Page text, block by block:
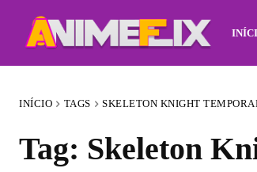
INÍCIO TAGS SKELETON KNIGHT
Tag: Skeleton